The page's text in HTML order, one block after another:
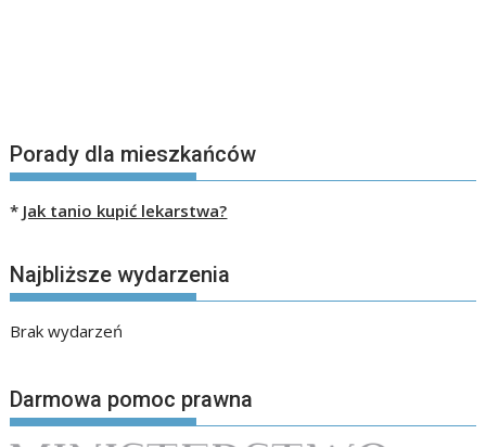
Porady dla mieszkańców
* Jak tanio kupić lekarstwa?
Najbliższe wydarzenia
Brak wydarzeń
Darmowa pomoc prawna